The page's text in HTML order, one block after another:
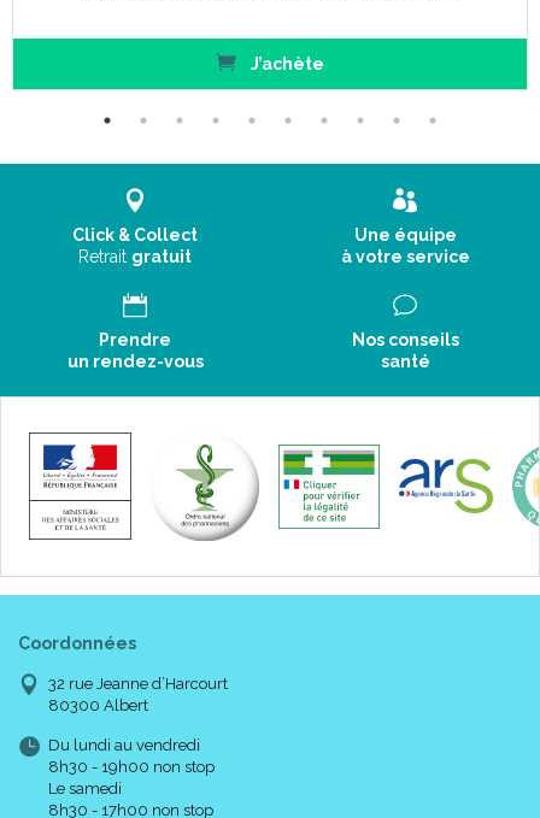
J’achète
Click & Collect
Retrait gratuit
Une équipe
à votre service
Prendre
un rendez-vous
Nos conseils
santé
Coordonnées
32 rue Jeanne d’Harcourt
80300 Albert
Du lundi au vendredi
8h30 - 19h00 non stop
Le samedi
8h30 - 17h00 non stop